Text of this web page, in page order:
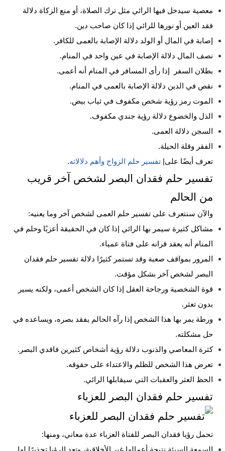
معصية سيدخل فيها الرائي مثل ترك الصلاة، أو منع الزكاة دلالة
فقد العين أو نورها للرائي إذا كان صاحب دين.
إصابة في المال أو الولد دلالة الإصابة بالعمى للكافر.
نصف المال دلالة الإصابة في عين واحد في المنام.
بطلان السفر إذا رأى المسافر في المنام أنه أعمى.
نقص في الدين دلالة الإصابة بالعمى في المنام.
الموت رمز رؤية شخص مكفوف في ثياب بيض.
الذل والخضوع دلالة رؤية جندي مكفوف.
السجن دلالة العمى.
الفقر وقلة الحيلة.
تعرف أيضًا على| تفسير حلم الزواج وأهم دلالاته.
تفسير حلم فقدان البصر لشخص آخر قريب
من الحالم
والآن سنتعرف على تفسير حلم العمى لشخص آخر وما يعنيه:
مشاكل كثيرة سيمر بها الرائي إذا كان في الحقيقة أعزبًا وحلم في
المنام أنه يعقد قرانه على فتاة عمياء.
المرور بمواقف صعبة وقد تستمر كثيرًا دلالة تفسير حلم فقدان
البصر لشخص آخر بشكل مؤقت.
قوة الشخصية ورجاحة العقل إذا كان الشخص أعمى، ولكنه يسير
بدون تعثر.
ورطة يمر بها هذا الشخص إذا رآه الحالم يفقد بصره، ويساعده في
حل مشكلته.
كثرة المعاصي والذنوب دلالة رؤية أشخاص كثيرين فاقدي البصر.
تعرض هذا الشخص للظلم والاعتداء على حقوقه.
الحظ العثر والعقبات التي سيقابلها الرائي.
تفسير حلم فقدان البصر للعزباء
تحمل رؤيا فقدان البصر للفتاة العزباء عدة معاني، ومنها: